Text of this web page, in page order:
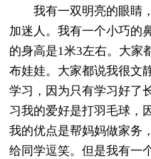
我有一双明亮的眼睛
加迷人。我有一个小巧的
的身高是1米3左右。大家
布娃娃。大家都说我很文
学习，因为只有学习好了
习我的爱好是打羽毛球，
我的优点是帮妈妈做家务
给同学逗笑。但是我有一